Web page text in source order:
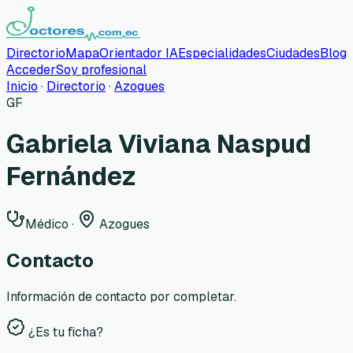
DirectorioMapaOrientador IAEspecialidadesCiudadesBlog
AccederSoy profesional
Inicio · Directorio ·Azogues
GF
Gabriela Viviana Naspud
Fernández
Médico · Azogues
Contacto
Información de contacto por completar.
¿Es tu ficha?